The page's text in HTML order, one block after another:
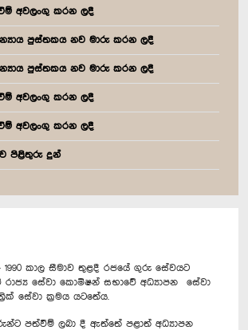
අවලංගු කරන ලදී
පුස්තකය නව මාරු කරන ලදී
පුස්තකය නව මාරු කරන ලදී
අවලංගු කරන ලදී
අවලංගු කරන ලදී
පිළිතුරු දුන්
කාල සීමාව තුළදී රජයේ ගුරු සේවයට
රාජ්‍ය සේවා කොමිෂන් සභාවේ අධ්‍යාපන සේවා
සේවා ක්‍රමය යටතේය.
ලබා දී ඇත්තේ පළාත් අධ්‍යාපන